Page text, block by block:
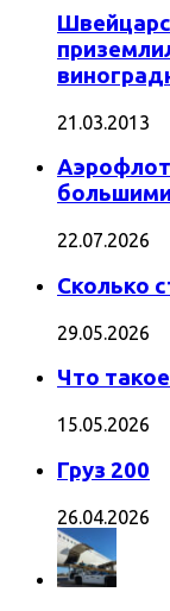
21.03.2013
22.07.2026
Сколько
29.05.2026
Что
15.05.2026
Груз 200
26.04.2026